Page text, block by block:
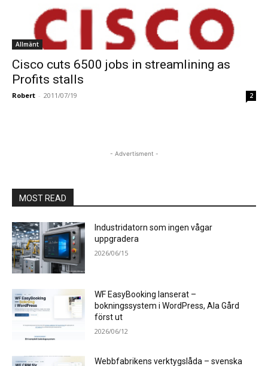
Allmänt
Cisco cuts 6500 jobs in streamlining as
Profits stalls
Robert - 2011/07/19 2
- Advertisment -
MOST READ
Industridatorn som ingen vågar
uppgradera
2026/06/15
WF EasyBooking lanserat –
bokningssystem i WordPress, Ala Gård
först ut
2026/06/12
Webbfabrikens verktygslåda – svenska